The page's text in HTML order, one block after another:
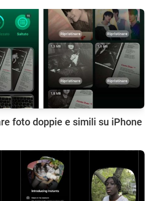
foto doppie e simili su iPhone